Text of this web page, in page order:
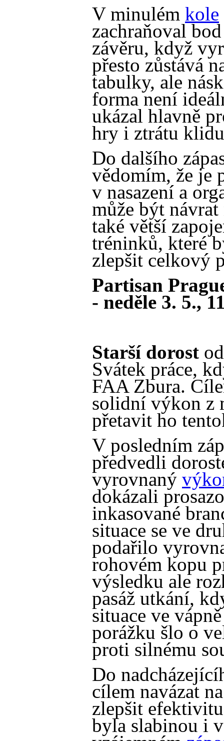
V minulém kole
zachraňoval
závěru, když
přesto zůstává
tabulky, ale
forma není
ukázal hlavně
hry i ztrátu
Do dalšího
vědomím, že je
v nasazení a
může být
také větší
tréninků, které
zlepšit celkový
Partisan
- neděle 3. 5.,
Starší dorost
Svátek práce,
FAA Zbura.
solidní výkon z
přetavit ho
V posledním
předvedli
vyrovnaný
dokázali
inkasované
situace se ve
podařilo
rohovém kopu
výsledku ale
pasáž utkání,
situace ve
porážku šlo o
proti silnému
Do
cílem navázat
zlepšit
byla slabinou i